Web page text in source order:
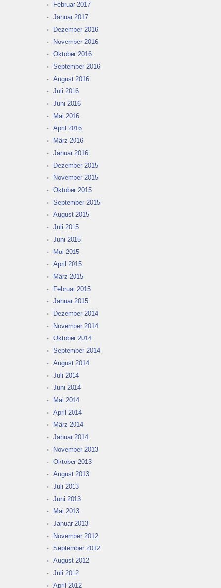
Februar 2017
Januar 2017
Dezember 2016
November 2016
Oktober 2016
September 2016
August 2016
Juli 2016
Juni 2016
Mai 2016
April 2016
März 2016
Januar 2016
Dezember 2015
November 2015
Oktober 2015
September 2015
August 2015
Juli 2015
Juni 2015
Mai 2015
April 2015
März 2015
Februar 2015
Januar 2015
Dezember 2014
November 2014
Oktober 2014
September 2014
August 2014
Juli 2014
Juni 2014
Mai 2014
April 2014
März 2014
Januar 2014
November 2013
Oktober 2013
August 2013
Juli 2013
Juni 2013
Mai 2013
Januar 2013
November 2012
September 2012
August 2012
Juli 2012
April 2012